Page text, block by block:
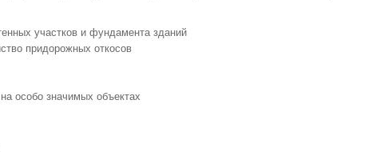
участков и фундамента зданий
придорожных откосов
особо значимых объектах